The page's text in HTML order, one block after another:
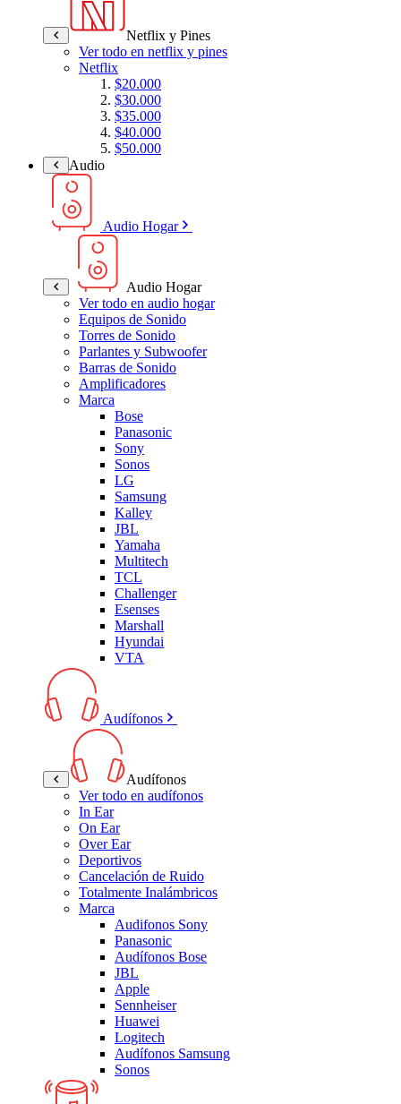
Netflix y Pines
Ver todo en netflix y pines
Netflix
$20.000
$30.000
$35.000
$40.000
$50.000
Audio
Audio Hogar
Audio Hogar
Ver todo en audio hogar
Equipos de Sonido
Torres de Sonido
Parlantes y Subwoofer
Barras de Sonido
Amplificadores
Marca
Bose
Panasonic
Sony
Sonos
LG
Samsung
Kalley
JBL
Yamaha
Multitech
TCL
Challenger
Esenses
Marshall
Hyundai
VTA
Audífonos
Audífonos
Ver todo en audífonos
In Ear
On Ear
Over Ear
Deportivos
Cancelación de Ruido
Totalmente Inalámbricos
Marca
Audifonos Sony
Panasonic
Audífonos Bose
JBL
Apple
Sennheiser
Huawei
Logitech
Audífonos Samsung
Sonos